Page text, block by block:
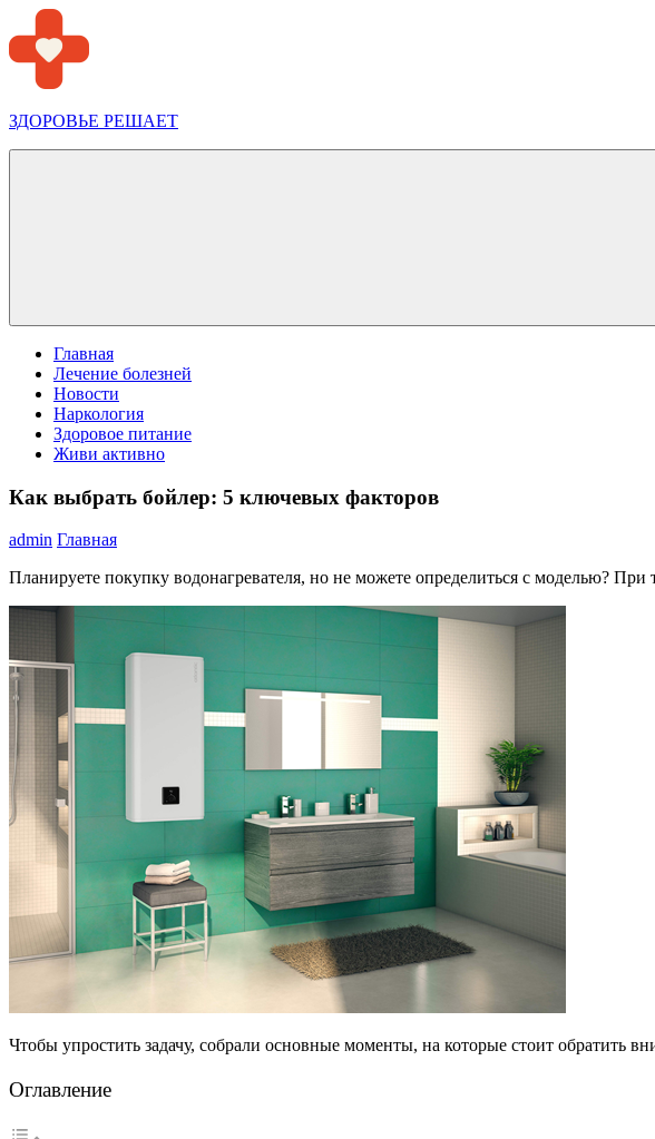
Перейти
к
содержимому
ЗДОРОВЬЕ РЕШАЕТ
Меню
Главная
Лечение болезней
Новости
Наркология
Здоровое питание
Живи активно
Как выбрать бойлер: 5 ключевых факторов
admin Главная
Планируете покупку водонагревателя, но не можете определиться с моделью?
Чтобы упростить задачу, собрали основные моменты, на которые стоит обратить
Оглавление